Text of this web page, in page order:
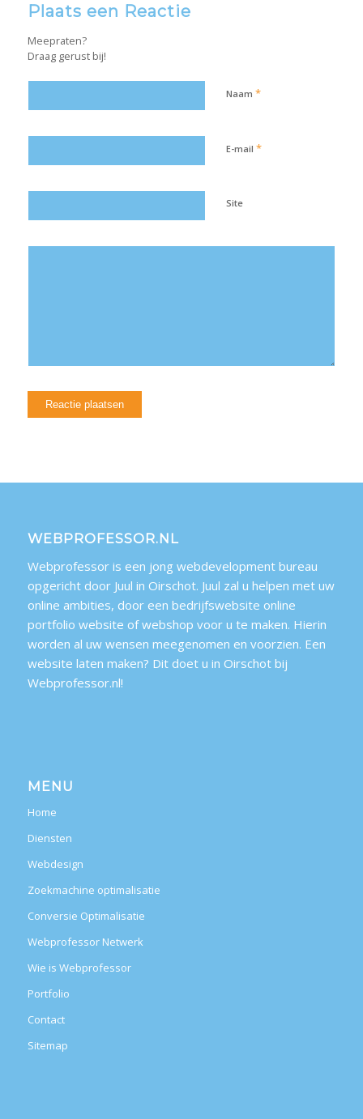
Plaats een Reactie
Meepraten?
Draag gerust bij!
Naam *
E-mail *
Site
WEBPROFESSOR.NL
Webprofessor is een jong webdevelopment bureau
opgericht door Juul in Oirschot. Juul zal u helpen met uw
online ambities, door een bedrijfswebsite online
portfolio website of webshop voor u te maken. Hierin
worden al uw wensen meegenomen en voorzien. Een
website laten maken? Dit doet u in Oirschot bij
Webprofessor.nl!
MENU
Home
Diensten
Webdesign
Zoekmachine optimalisatie
Conversie Optimalisatie
Webprofessor Netwerk
Wie is Webprofessor
Portfolio
Contact
Sitemap